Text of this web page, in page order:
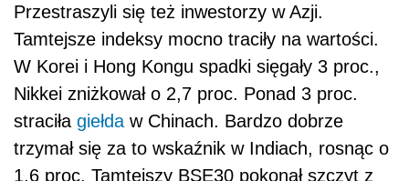
Przestraszyli się też inwestorzy w Azji.
Tamtejsze indeksy mocno traciły na wartości.
W Korei i Hong Kongu spadki sięgały 3 proc.,
Nikkei zniżkował o 2,7 proc. Ponad 3 proc.
straciła giełda w Chinach. Bardzo dobrze
trzymał się za to wskaźnik w Indiach, rosnąc o
1,6 proc. Tamtejszy BSE30 pokonał szczyt z